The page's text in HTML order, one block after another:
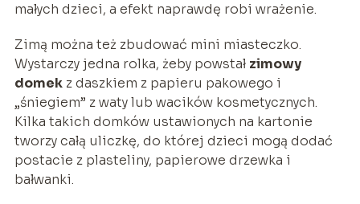
małych dzieci, a efekt naprawdę robi wrażenie.
Zimą można też zbudować mini miasteczko.
Wystarczy jedna rolka, żeby powstał zimowy
domekz daszkiem z papieru pakowego i
„śniegiem” z waty lub wacików kosmetycznych.
Kilka takich domków ustawionych na kartonie
tworzy całą uliczkę, do której dzieci mogą dodać
postacie z plasteliny, papierowe drzewka i
bałwanki.